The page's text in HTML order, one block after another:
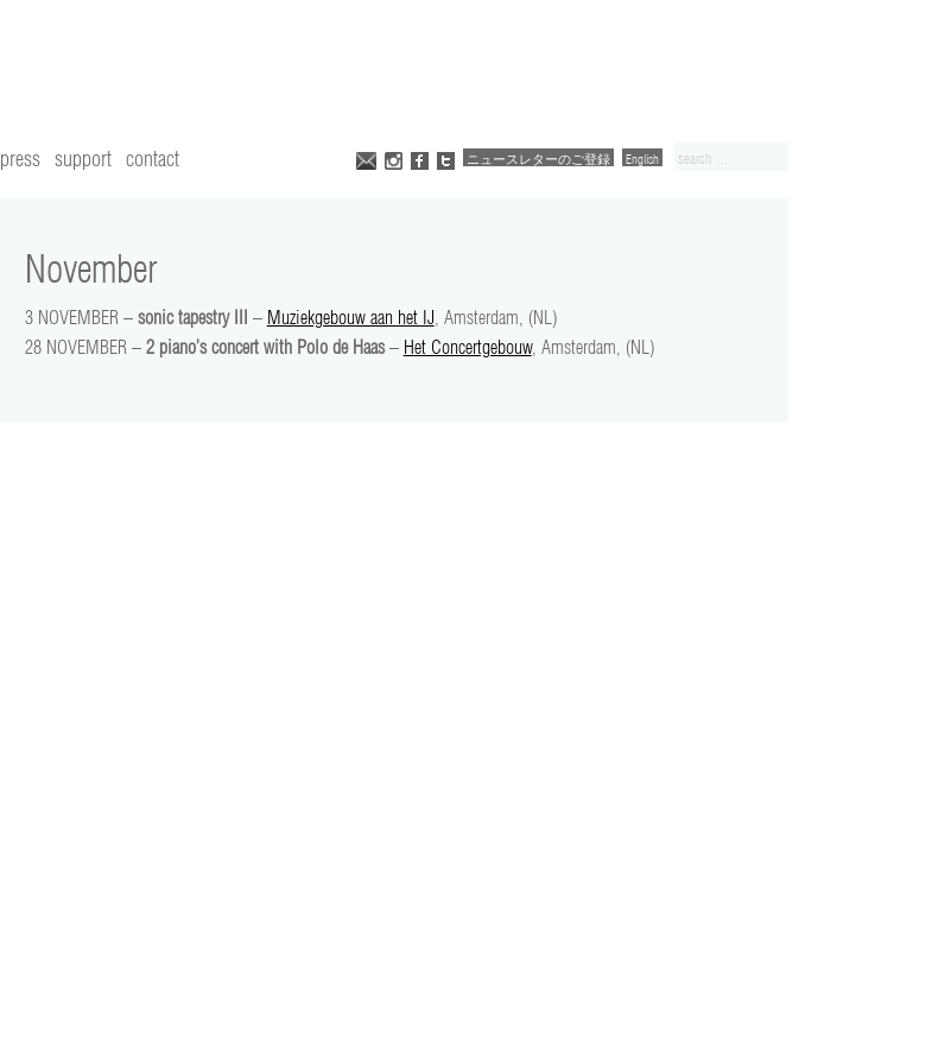
English
ニュースレターのご登録
press support contact
November
3 NOVEMBER – sonic tapestry III – Muziekgebouw aan het IJ, Amsterdam, (NL)
28 NOVEMBER – 2 piano’s concert with Polo de Haas– Het Concertgebouw, Amsterdam, (NL)